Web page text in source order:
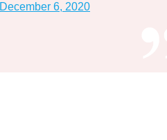
December 6, 2020